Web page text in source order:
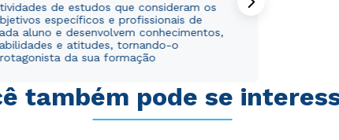
de estudos que consideram os
específicos e profissionais de
aluno e desenvolvem conhecimentos,
e atitudes, tornando-o
da sua formação
também pode se
Rápido e fácil
WhatsApp
Rápido e fácil
WhatsApp